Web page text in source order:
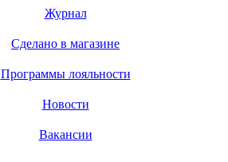
Журнал
Сделано в магазине
Программы лояльности
Новости
Вакансии